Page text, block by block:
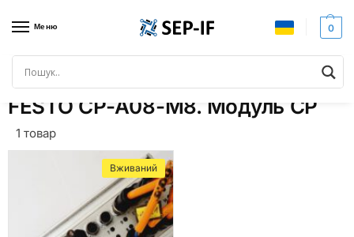
Меню 0
Головна
FESTO CP-A08-M8. Модуль CP
1 товар
Вживаний